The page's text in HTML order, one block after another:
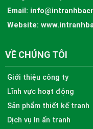
Email:
Website:
VỀ CHÚNG TÔI
Giới thiệu công ty
Lĩnh vực hoạt động
Sản phẩm thiết kế tranh
Dịch vụ In ấn tranh